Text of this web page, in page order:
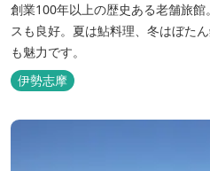
創業100年以上の歴史ある老舗旅
スも良好。夏は鮎料理、冬はぼた
も魅力です。
伊勢志摩